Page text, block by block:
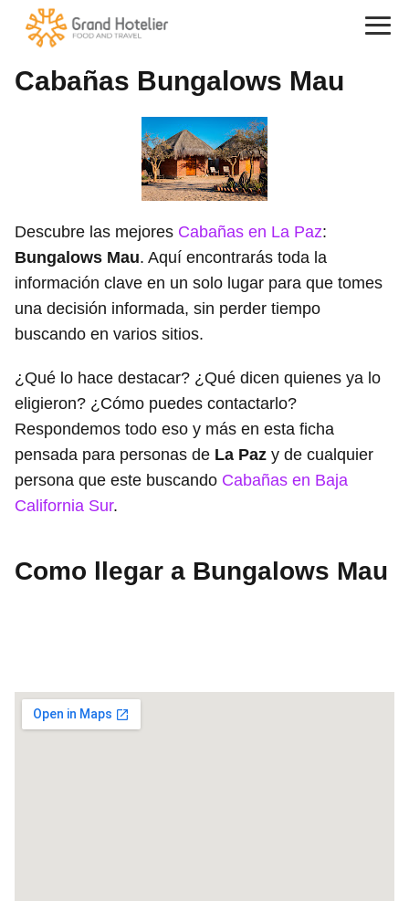
Cabañas Bungalows Mau
Descubre las mejores Cabañas en La Paz:
Bungalows Mau. Aquí encontrarás toda la
información clave en un solo lugar para que tomes
una decisión informada, sin perder tiempo
buscando en varios sitios.
¿Qué lo hace destacar? ¿Qué dicen quienes ya lo
eligieron? ¿Cómo puedes contactarlo?
Respondemos todo eso y más en esta ficha
pensada para personas de La Paz y de cualquier
persona que este buscando Cabañas en Baja
California Sur.
Como llegar a Bungalows Mau